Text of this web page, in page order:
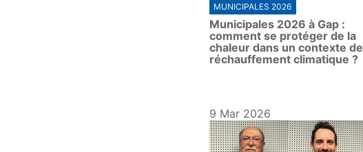
a
y
MUNICIPALES 2026
Municipales 2026 à Gap :
comment se protéger de la
chaleur dans un contexte de
réchauffement climatique ?
9 Mar 2026